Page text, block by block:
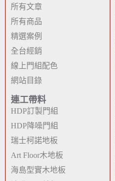
所有文章
所有商品
精選案例
全台經銷
線上門組配色
網站目錄
連工帶料
HDP訂製門組
HDP降噪門組
瑞士柯諾地板
Art Floor木地板
海島型實木地板